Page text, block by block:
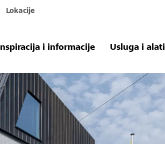
Lokacije
Inspiracija i informacije Usluga i alati